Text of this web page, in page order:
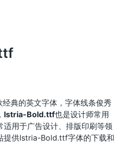
经典的英文字体，字体线条俊秀
Istria-Bold.ttf也是设计师常用
适用于广告设计、排版印刷等领
提供Istria-Bold.ttf字体的下载和